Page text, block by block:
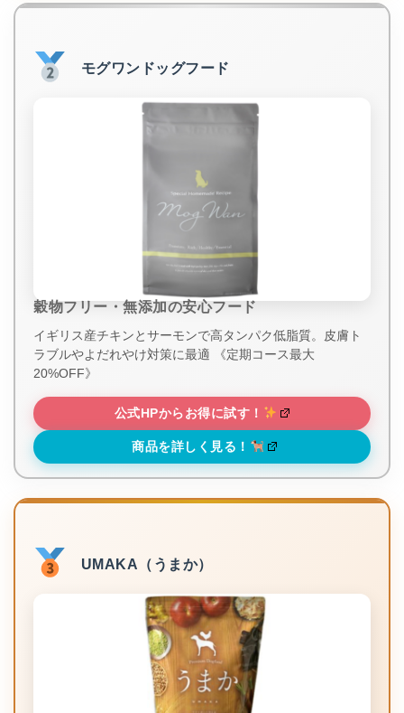
モグワンドッグフード
穀物フリー・無添加の安心フード
イギリス産チキンとサーモンで高タンパク低脂質。皮膚ト
ラブルやよだれやけ対策に最適 《定期コース最大
20%OFF》
公式HPからお得に試す！
商品を詳しく見る！
UMAKA（うまか）